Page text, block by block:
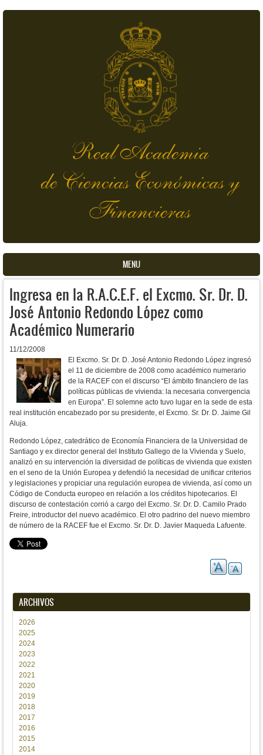
Real Academia
de Ciencias Económicas y
Financieras
MENU
Ingresa en la R.A.C.E.F. el Excmo. Sr. Dr. D.
José Antonio Redondo López como
Académico Numerario
11/12/2008
El Excmo. Sr. Dr. D. José Antonio Redondo López ingresó
el 11 de diciembre de 2008 como académico numerario
de la RACEF con el discurso “El ámbito financiero de las
políticas públicas de vivienda: la necesaria convergencia
en Europa”. El solemne acto tuvo lugar en la sede de esta
real institución encabezado por su presidente, el Excmo. Sr. Dr. D. Jaime Gil
Aluja.
Redondo López, catedrático de Economía Financiera de la Universidad de
Santiago y ex director general del Instituto Gallego de la Vivienda y Suelo,
analizó en su intervención la diversidad de políticas de vivienda que existen
en el seno de la Unión Europea y defendió la necesidad de unificar criterios
y legislaciones y propiciar una regulación europea de vivienda, así como un
Código de Conducta europeo en relación a los créditos hipotecarios. El
discurso de contestación corrió a cargo del Excmo. Sr. Dr. D. Camilo Prado
Freire, introductor del nuevo académico. El otro padrino del nuevo miembro
de número de la RACEF fue el Excmo. Sr. Dr. D. Javier Maqueda Lafuente.
ARCHIVOS
2026
2025
2024
2023
2022
2021
2020
2019
2018
2017
2016
2015
2014